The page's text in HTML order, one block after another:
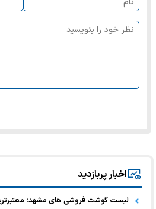
اخبار پربازدید
لیست گوشت فروشی های مشهد؛